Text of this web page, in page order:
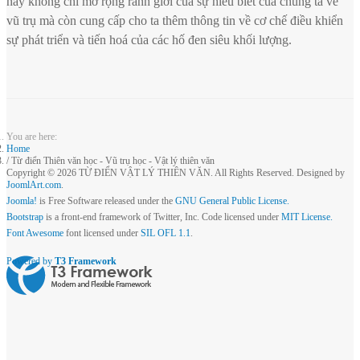
vũ trụ mà còn cung cấp cho ta thêm thông tin về cơ chế điều khiển
sự phát triển và tiến hoá của các hố đen siêu khối lượng.
You are here:
Home
Từ điển Thiên văn học - Vũ trụ học - Vật lý thiên văn
Copyright © 2026 TỪ ĐIỂN VẬT LÝ THIÊN VĂN. All Rights Reserved. Designed by
JoomlArt.com
Joomla! is Free Software released under the GNU General Public License.
Bootstrap is a front-end framework of Twitter, Inc. Code licensed under MIT License.
Font Awesome font licensed under SIL OFL 1.1
Powered by T3 Framework